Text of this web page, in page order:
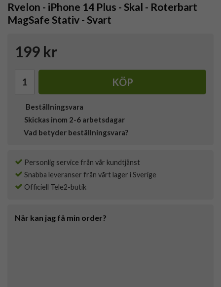
Rvelon - iPhone 14 Plus - Skal - Roterbart
MagSafe Stativ - Svart
199 kr
KÖP
Beställningsvara
Skickas inom 2-6 arbetsdagar
Vad betyder beställningsvara?
Personlig service från vår kundtjänst
Snabba leveranser från vårt lager i Sverige
Officiell Tele2-butik
När kan jag få min order?